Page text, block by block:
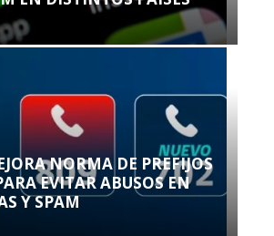
NORMA DE PREFIJOS
EVITAR ABUSOS EN
Y SPAM